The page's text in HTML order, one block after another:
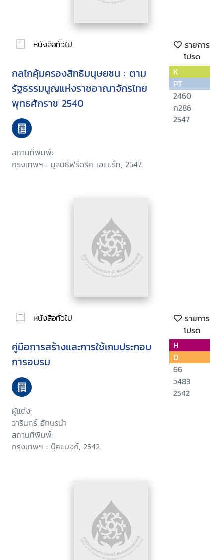
หนังสือทั่วไป
รายการ
โปรด
กลไกคุ้มครองสิทธิมนุษยชน : ตาม
รัฐธรรมนูญแห่งราชอาณาจักรไทย
พุทธศักราช 2540
สถานที่พิมพ์:
กรุงเทพฯ : มูลนิธิฟรีดริค เอแบร์ท, 2547.
K
PT
2460
ก286
2547
หนังสือทั่วไป
รายการ
โปรด
คู่มือการสร้างและการใช้เกมประกอบ
การอบรม
ผู้แต่ง:
วารินทร์ อักษรนำ
สถานที่พิมพ์:
กรุงเทพฯ : บุ๊คแบงก์, 2542.
H
D
66
ว483
2542